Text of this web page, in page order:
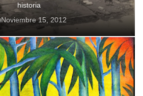
historia
Noviembre 15, 2012